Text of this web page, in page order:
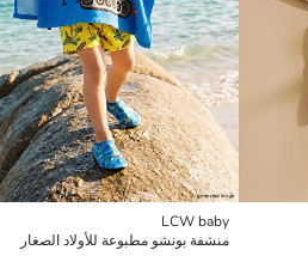
LCW baby
منشفة بونشو مطبوعة للأولاد الصغار